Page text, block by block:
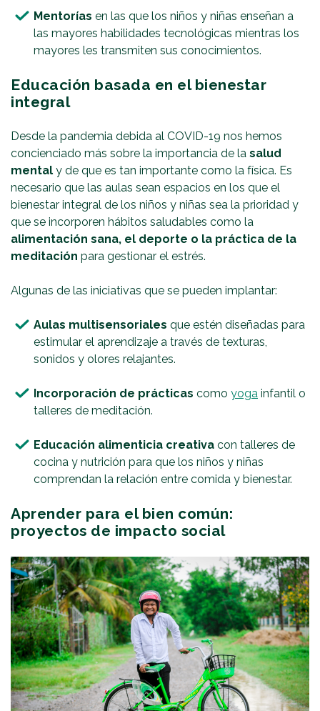
Mentorías en las que los niños y niñas enseñan a
las mayores habilidades tecnológicas mientras los
mayores les transmiten sus conocimientos.
Educación basada en el bienestar
integral
Desde la pandemia debida al COVID-19 nos hemos
concienciado más sobre la importancia de la salud
mental y de que es tan importante como la física. Es
necesario que las aulas sean espacios en los que el
bienestar integral de los niños y niñas sea la prioridad y
que se incorporen hábitos saludables como la
alimentación sana, el deporte o la práctica de la
meditación para gestionar el estrés.
Algunas de las iniciativas que se pueden implantar:
Aulas multisensoriales que estén diseñadas para
estimular el aprendizaje a través de texturas,
sonidos y olores relajantes.
Incorporación de prácticas como yoga infantil o
talleres de meditación.
Educación alimenticia creativa con talleres de
cocina y nutrición para que los niños y niñas
comprendan la relación entre comida y bienestar.
Aprender para el bien común:
proyectos de impacto social